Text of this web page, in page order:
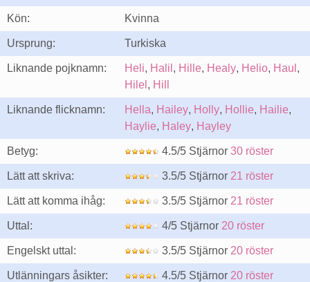
Kön: Kvinna
Ursprung: Turkiska
Liknande pojknamn: Heli, Halil , Hille, Healy, Helio, Haul ,
Hilel , Hill
Liknande flicknamn: Hella, Hailey, Holly, Hollie, Hailie,
Haylie, Haley, Hayley
Betyg: 4.5/5 Stjärnor 30 röster
Lätt att skriva: 3.5/5 Stjärnor 21 röster
Lätt att komma ihåg: 3.5/5 Stjärnor 21 röster
Uttal: 4/5 Stjärnor 20 röster
Engelskt uttal: 3.5/5 Stjärnor 20 röster
Utlänningars åsikter: 4.5/5 Stjärnor 20 röster